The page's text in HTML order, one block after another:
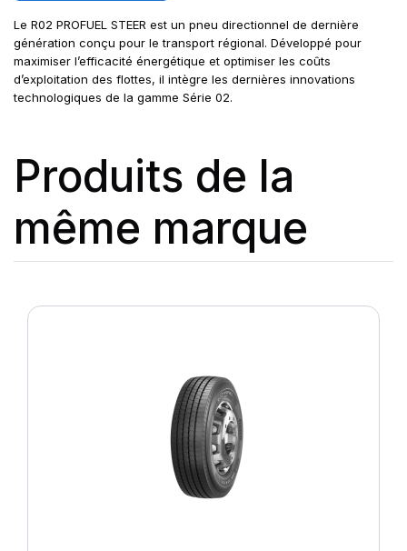
Le R02 PROFUEL STEER est un pneu directionnel de dernière
génération conçu pour le transport régional. Développé pour
maximiser l’efficacité énergétique et optimiser les coûts
d’exploitation des flottes, il intègre les dernières innovations
technologiques de la gamme Série 02.
Produits de la
même marque